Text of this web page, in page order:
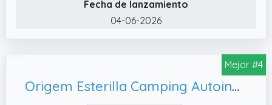
simplemente pise la bomba de pie
Fecha de lanzamiento
04-06-2026
Mejor #4
Origem Esterilla Camping Autoinflable,Playa